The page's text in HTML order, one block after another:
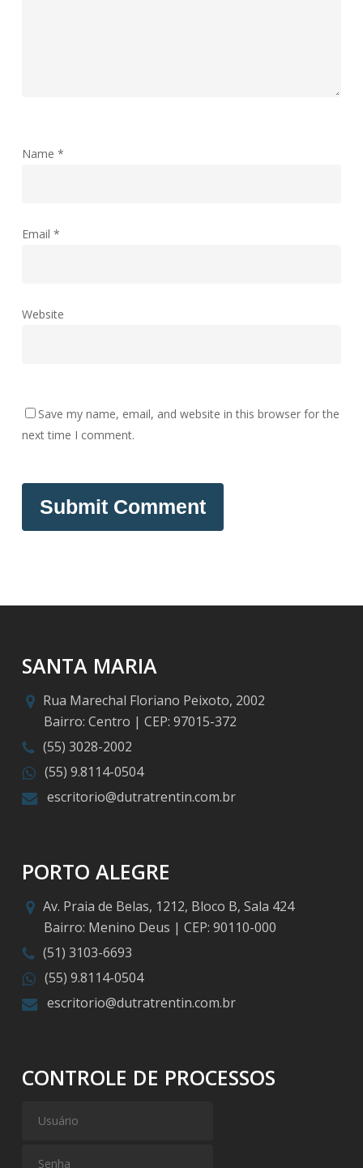
Name *
Email *
Website
Save my name, email, and website in this browser for the
next time I comment.
SANTA MARIA
Rua Marechal Floriano Peixoto, 2002
Bairro: Centro | CEP: 97015-372
(55) 3028-2002
(55) 9.8114-0504
escritorio@dutratrentin.com.br
PORTO ALEGRE
Av. Praia de Belas, 1212, Bloco B, Sala 424
Bairro: Menino Deus | CEP: 90110-000
(51) 3103-6693
(55) 9.8114-0504
escritorio@dutratrentin.com.br
CONTROLE DE PROCESSOS